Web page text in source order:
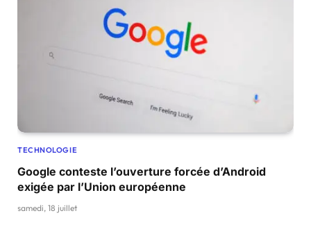
TECHNOLOGIE
Google conteste l’ouverture forcée d’Android
exigée par l’Union européenne
samedi, 18 juillet